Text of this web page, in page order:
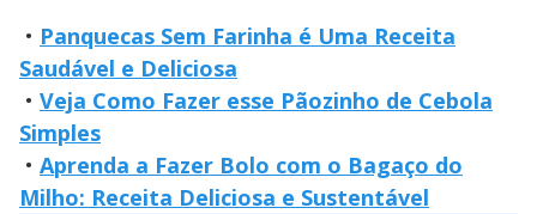
• Panquecas Sem Farinha é Uma Receita
Saudável e Deliciosa
• Veja Como Fazer esse Pãozinho de Cebola
Simples
• Aprenda a Fazer Bolo com o Bagaço do
Milho: Receita Deliciosa e Sustentável